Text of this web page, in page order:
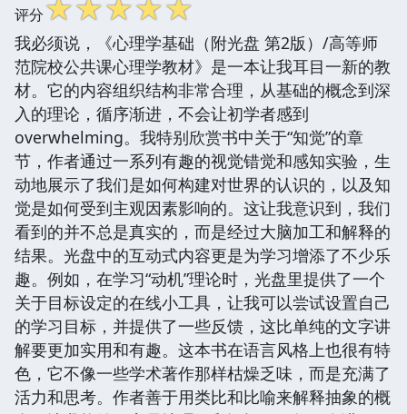
评分☆☆☆☆☆
我必须说，《心理学基础（附光盘 第2版）/高等师
范院校公共课心理学教材》是一本让我耳目一新的教
材。它的内容组织结构非常合理，从基础的概念到深
入的理论，循序渐进，不会让初学者感到
overwhelming。我特别欣赏书中关于“知觉”的章
节，作者通过一系列有趣的视觉错觉和感知实验，生
动地展示了我们是如何构建对世界的认识的，以及知
觉是如何受到主观因素影响的。这让我意识到，我们
看到的并不总是真实的，而是经过大脑加工和解释的
结果。光盘中的互动式内容更是为学习增添了不少乐
趣。例如，在学习“动机”理论时，光盘里提供了一个
关于目标设定的在线小工具，让我可以尝试设置自己
的学习目标，并提供了一些反馈，这比单纯的文字讲
解要更加实用和有趣。这本书在语言风格上也很有特
色，它不像一些学术著作那样枯燥乏味，而是充满了
活力和思考。作者善于用类比和比喻来解释抽象的概